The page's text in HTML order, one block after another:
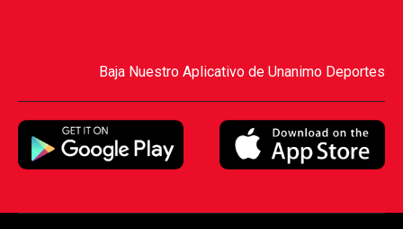
Baja Nuestro Aplicativo de Unanimo Deportes